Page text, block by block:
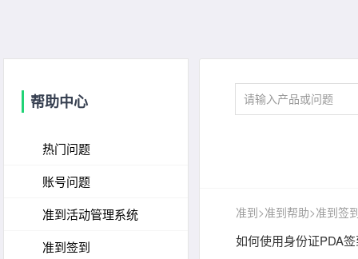
帮助中心
热门问题
账号问题
准到活动管理系统
准到签到
准到>准到帮助>准到签
如何使用身份证PDA